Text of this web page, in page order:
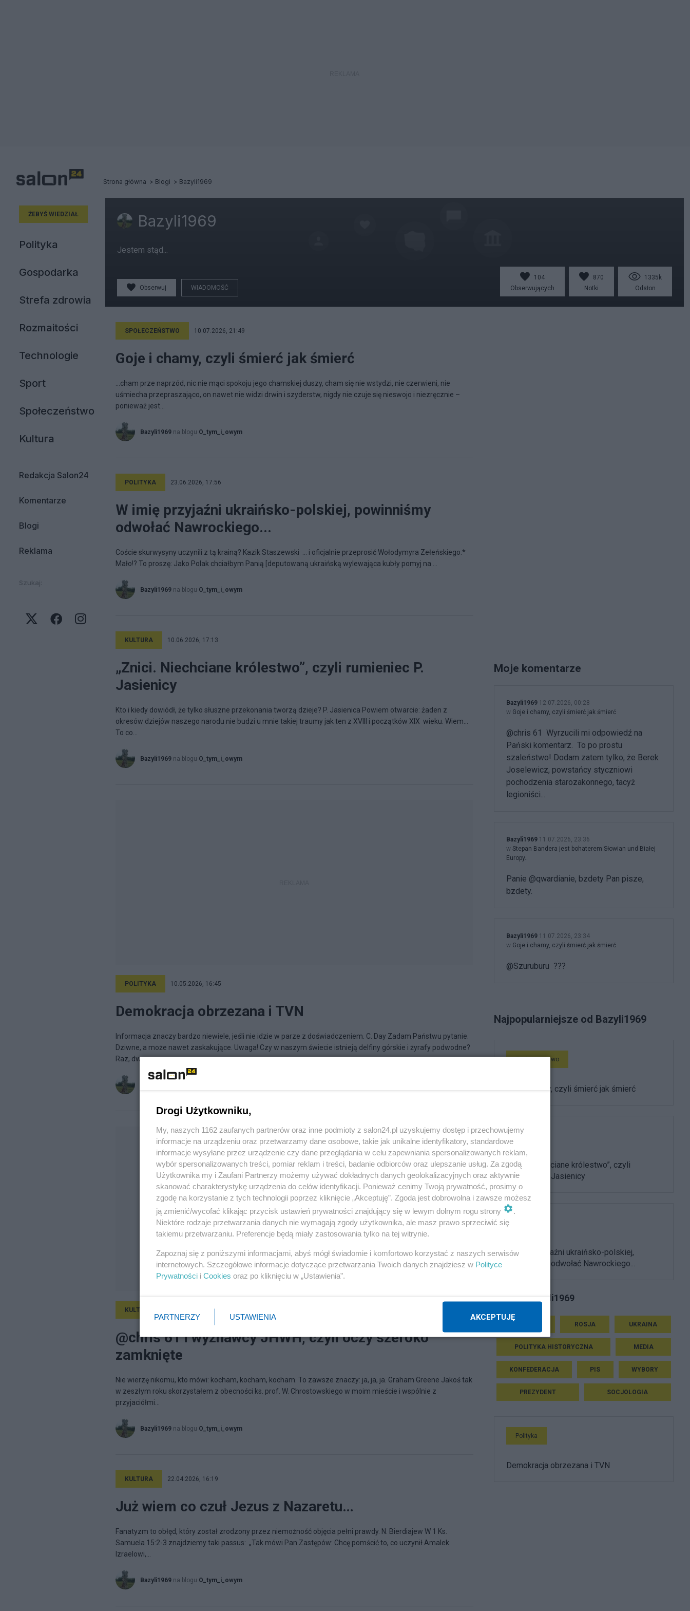
Strona główna Blogi Bazyli1969
ŻEBYŚ WIEDZIAŁ
Polityka
Gospodarka
Strefa zdrowia
Rozmaitości
Technologie
Sport
Społeczeństwo
Kultura
Redakcja Salon24
Komentarze
Blogi
Reklama
Szukaj:
Bazyli1969
Jestem stąd...
Obserwuj WIADOMOŚĆ
104
Obserwujących
870
Notki
1335k
Odsłon
SPOŁECZEŃSTWO 10.07.2026, 21:49
Goje i chamy, czyli śmierć jak śmierć
…cham prze naprzód, nic nie mąci spokoju jego chamskiej duszy, cham się nie wstydzi, nie czerwieni, nie
uśmiecha przepraszająco, on nawet nie widzi drwin i szyderstw, nigdy nie czuje się nieswojo i niezręcznie –
ponieważ jest...
Bazyli1969 na blogu O_tym_i_owym
POLITYKA 23.06.2026, 17:56
W imię przyjaźni ukraińsko-polskiej, powinniśmy
odwołać Nawrockiego...
Coście skurwysyny uczynili z tą krainą? Kazik Staszewski ... i oficjalnie przeprosić Wołodymyra Zełeńskiego.*
Mało!? To proszę: Jako Polak chciałbym Panią [deputowaną ukraińską wylewająca kubły pomyj na ...
Bazyli1969 na blogu O_tym_i_owym
KULTURA 10.06.2026, 17:13
„Znici. Niechciane królestwo”, czyli rumieniec P.
Jasienicy
Kto i kiedy dowiódł, że tylko słuszne przekonania tworzą dzieje? P. Jasienica Powiem otwarcie: żaden z
okresów dziejów naszego narodu nie budzi u mnie takiej traumy jak ten z XVIII i początków XIX wieku. Wiem…
To co...
Bazyli1969 na blogu O_tym_i_owym
POLITYKA 10.05.2026, 16:45
Demokracja obrzezana i TVN
Informacja znaczy bardzo niewiele, jeśli nie idzie w parze z doświadczeniem. C. Day Zadam Państwu pytanie.
Dziwne, a może nawet zaskakujące. Uwaga! Czy w naszym świecie istnieją delfiny górskie i żyrafy podwodne?
Raz, dwa,...
KULTURA 24.04.2026, 15:39
@chris 61 i wyznawcy JHWH, czyli oczy szeroko
zamknięte
Nie wierzę nikomu, kto mówi: kocham, kocham, kocham. To zawsze znaczy: ja, ja, ja. Graham Greene Jakoś tak
w zeszłym roku skorzystałem z obecności ks. prof. W. Chrostowskiego w moim mieście i wspólnie z
przyjaciółmi...
Bazyli1969 na blogu O_tym_i_owym
KULTURA 22.04.2026, 16:19
Już wiem co czuł Jezus z Nazaretu…
Fanatyzm to obłęd, który został zrodzony przez niemożność objęcia pełni prawdy. N. Bierdiajew W 1 Ks.
Samuela 15:2-3 znajdziemy taki passus: „Tak mówi Pan Zastępów: Chcę pomścić to, co uczynił Amalek
Izraelowi,...
Bazyli1969 na blogu O_tym_i_owym
Moje komentarze
Bazyli1969 12.07.2026, 00:28
w Goje i chamy, czyli śmierć jak śmierć
@chris 61 Wyrzucili mi odpowiedź na
Pański komentarz. To po prostu
szaleństwo! Dodam zatem tylko, że Berek
Joselewicz, powstańcy styczniowi
pochodzenia starozakonnego, tacyż
legioniści...
Bazyli1969 11.07.2026, 23:36
w Stepan Bandera jest bohaterem Słowian und Białej
Europy..
Panie @qwardianie, bzdety Pan pisze,
bzdety.
Bazyli1969 11.07.2026, 23:34
w Goje i chamy, czyli śmierć jak śmierć
@Szuruburu ???
Najpopularniejsze od Bazyli1969
Społeczeństwo
Goje i chamy, czyli śmierć jak śmierć
Kultura
„Znici. Niechciane królestwo”, czyli
rumieniec P. Jasienicy
W imię przyjaźni ukraińsko-polskiej,
powinniśmy odwołać Nawrockiego...
Tematy Bazyli1969
ROSJA UKRAINA
POLITYKA HISTORYCZNA MEDIA
KONFEDERACJA PIS WYBORY
PREZYDENT SOCJOLOGIA
Polityka
Demokracja obrzezana i TVN
Drogi Użytkowniku,
My, naszych 1162 zaufanych partnerów oraz inne podmioty z salon24.pl uzyskujemy dostęp i przechowujemy
informacje na urządzeniu oraz przetwarzamy dane osobowe, takie jak unikalne identyfikatory, standardowe
informacje wysyłane przez urządzenie czy dane przeglądania w celu zapewniania spersonalizowanych reklam,
wybór spersonalizowanych treści, pomiar reklam i treści, badanie odbiorców oraz ulepszanie usług. Za zgodą
Użytkownika my i Zaufani Partnerzy możemy używać dokładnych danych geolokalizacyjnych oraz aktywnie
skanować charakterystykę urządzenia do celów identyfikacji. Ponieważ cenimy Twoją prywatność, prosimy o
zgodę na korzystanie z tych technologii poprzez kliknięcie „Akceptuję”. Zgoda jest dobrowolna i zawsze możesz
ją zmienić/wycofać klikając przycisk ustawień prywatności znajdujący się w lewym dolnym rogu strony
.
Niektóre rodzaje przetwarzania danych nie wymagają zgody użytkownika, ale masz prawo sprzeciwić się
takiemu przetwarzaniu. Preferencje będą miały zastosowania tylko na tej witrynie.
Zapoznaj się z poniższymi informacjami, abyś mógł świadomie i komfortowo korzystać z naszych serwisów
internetowych. Szczegółowe informacje dotyczące przetwarzania Twoich danych znajdziesz w Polityce
Prywatności i Cookies oraz po kliknięciu w „Ustawienia”.
PARTNERZY USTAWIENIA AKCEPTUJĘ